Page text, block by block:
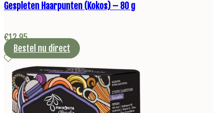
Gespleten Haarpunten (Kokos) – 80 g
€12,95
Bestel nu direct